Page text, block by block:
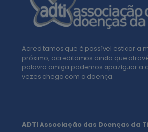
Acreditamos que é possível esticar a
próximo, acreditamos ainda que
palavra amiga podemos apaziguar a
vezes chega com a doença.
ADTI Associação das Doenças da